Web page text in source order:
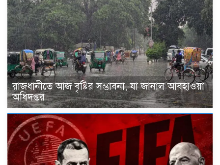
রাজধানীতে আজ বৃষ্টির সম্ভাবনা, যা জানাল আবহাওয়া
অধিদপ্তর